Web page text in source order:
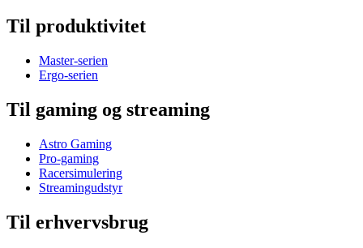
Til produktivitet
Master-serien
Ergo-serien
Til gaming og streaming
Astro Gaming
Pro-gaming
Racersimulering
Streamingudstyr
Til erhvervsbrug